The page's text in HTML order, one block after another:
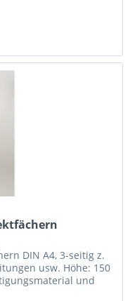
DIN A4, 3-seitig z.
usw. Höhe: 150
und